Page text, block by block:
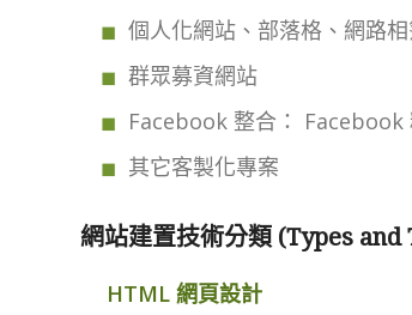
個人化網站、部落格、網路
群眾募資網站
Facebook 整合：
其它客製化專案
網站建置技術分類 (Types
HTML 網頁設計